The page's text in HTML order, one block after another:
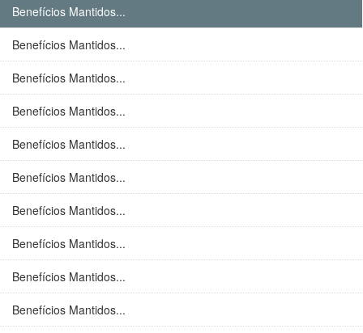
Benefícios Mantidos...
Benefícios Mantidos...
Benefícios Mantidos...
Benefícios Mantidos...
Benefícios Mantidos...
Benefícios Mantidos...
Benefícios Mantidos...
Benefícios Mantidos...
Benefícios Mantidos...
Benefícios Mantidos...